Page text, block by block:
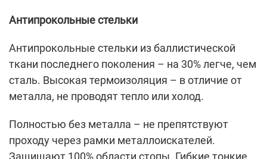
Антипрокольные стельки
Антипрокольные стельки из баллистической
ткани последнего поколения – на 30% легче, чем
сталь. Высокая термоизоляция – в отличие от
металла, не проводят тепло или холод.
Полностью без металла – не препятствуют
проходу через рамки металлоискателей.